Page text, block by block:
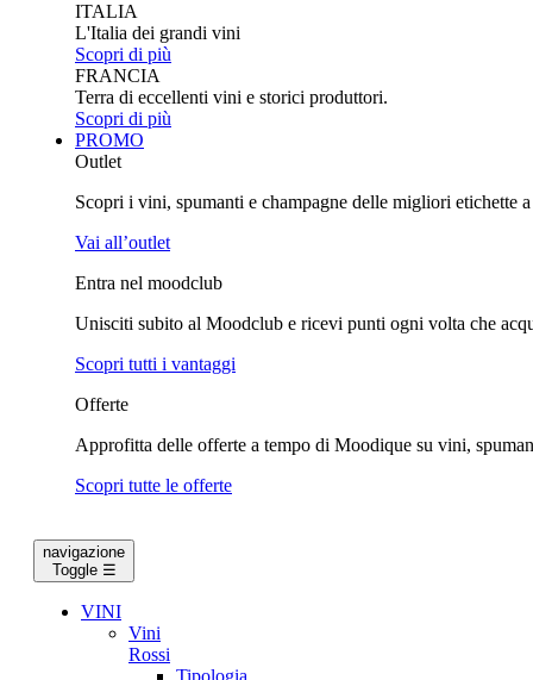
ITALIA
L'Italia dei grandi vini
Scopri di più
FRANCIA
Terra di eccellenti vini e storici produttori.
Scopri di più
PROMO
Outlet
Scopri i vini, spumanti e champagne delle migliori etichette
Vai all’outlet
Entra nel moodclub
Unisciti subito al Moodclub e ricevi punti ogni volta che
Scopri tutti i vantaggi
Offerte
Approfitta delle offerte a tempo di Moodique su vini,
Scopri tutte le offerte
navigazione
Toggle☰
VINI
Vini
Rossi
Tipologia